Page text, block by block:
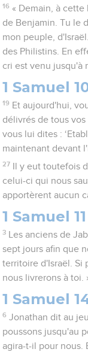
16 « Demain, à
de Benjamin. Tu le
mon peuple,
des Philistins. En
cri est venu jusqu'à
1 Samuel
19 Et aujourd'hui,
délivrés de tous
vous lui dites :
maintenant devant
27
Il y eut toutefois
celui-ci qui nous
apportèrent aucun
1 Samuel 11
3
Les anciens de
sept jours afin que
territoire d'Israël. Si
nous livrerons à toi.
1 Samuel
6 Jonathan dit au
poussons jusqu'au
agira-t-il pour nous.